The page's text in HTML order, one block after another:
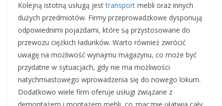
Kolejną istotną usługą jesttransport mebli oraz innych
dużych przedmiotów. Firmy przeprowadzkowe dysponują
odpowiednimi pojazdami, które są przystosowane do
przewozu ciężkich ładunków. Warto również zwrócić
uwagę na możliwość wynajmu magazynu, co może być
przydatne w sytuacjach, gdy nie ma możliwości
natychmiastowego wprowadzenia się do nowego lokum.
Dodatkowo wiele firm oferuje usługi związane z